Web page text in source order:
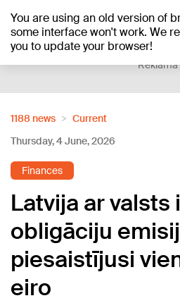
You are using an old version of
some interface won't work. We
you to update your browser!
+22°C
Reklāma
1188 news
Current
Thursday, 4 June, 2026
Finances
Latvija ar
obligāciju
piesaistījusi
eiro